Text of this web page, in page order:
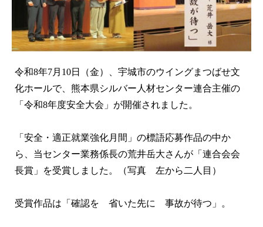
令和8年7月10日（金）、宇城市のウイングまつばせ文
化ホールで、熊本県シルバー人材センター連合主催の
「令和8年度安全大会」が開催されました。
「安全・適正就業強化月間」の標語応募作品の中か
ら、当センター業務係長の荒井岳大さんが「連合会会
長賞」を受賞しました。（写真 左から二人目）
受賞作品は「確認を 省いた先に 事故が待つ」。